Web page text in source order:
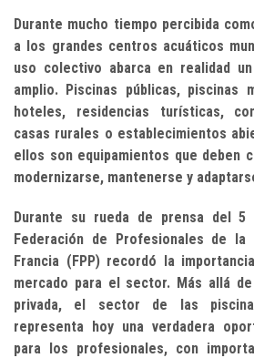
Durante mucho tiempo percibida
a los grandes centros acuáticos
uso colectivo abarca en realidad
amplio. Piscinas públicas, piscinas
hoteles, residencias turísticas,
casas rurales o establecimientos
ellos son equipamientos que deben
modernizarse, mantenerse y
Durante su rueda de prensa del 5
Federación de Profesionales de
Francia (FPP) recordó la
mercado para el sector. Más allá
privada, el sector de las
representa hoy una verdadera
para los profesionales, con